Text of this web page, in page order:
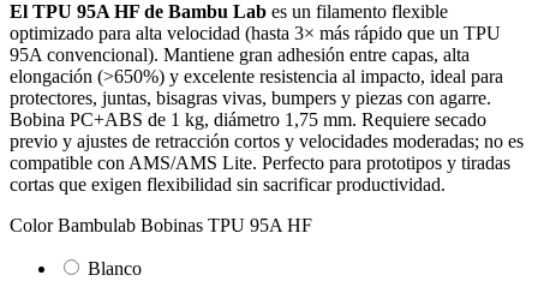
El TPU 95A HF de Bambu Lab es un filamento flexible
optimizado para alta velocidad (hasta 3× más rápido que un TPU
95A convencional). Mantiene gran adhesión entre capas, alta
elongación (>650%) y excelente resistencia al impacto, ideal para
protectores, juntas, bisagras vivas, bumpers y piezas con agarre.
Bobina PC+ABS de 1 kg, diámetro 1,75 mm. Requiere secado
previo y ajustes de retracción cortos y velocidades moderadas; no es
compatible con AMS/AMS Lite. Perfecto para prototipos y tiradas
cortas que exigen flexibilidad sin sacrificar productividad.
Color Bambulab Bobinas TPU 95A HF
Blanco